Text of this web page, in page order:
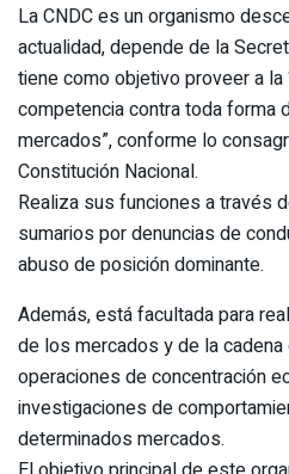
La CNDC es un organismo
actualidad, depende de la
tiene como objetivo proveer a
competencia contra toda forma
mercados”, conforme lo
Constitución Nacional.
Realiza sus funciones a través
sumarios por denuncias de
abuso de posición dominante.
Además, está facultada para
de los mercados y de la
operaciones de concentración
investigaciones de
determinados mercados.